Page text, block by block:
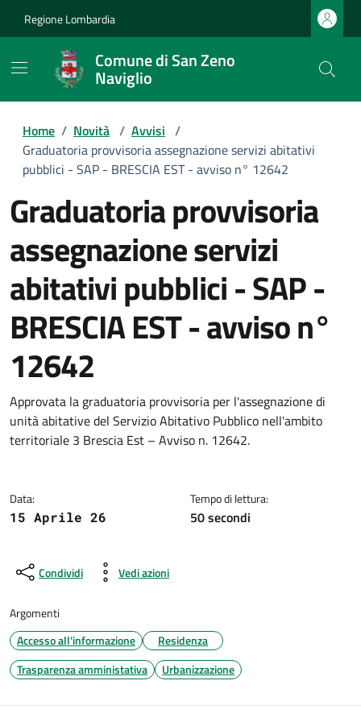
Regione Lombardia
Comune di San Zeno
Naviglio
Home / Novità / Avvisi /
Graduatoria provvisoria assegnazione servizi abitativi
pubblici - SAP - BRESCIA EST - avviso n° 12642
Graduatoria provvisoria
assegnazione servizi
abitativi pubblici - SAP -
BRESCIA EST - avviso n°
12642
Dettagli della notizia
Approvata la graduatoria provvisoria per l'assegnazione di
unità abitative del Servizio Abitativo Pubblico nell'ambito
territoriale 3 Brescia Est – Avviso n. 12642.
Data:
15 Aprile 26
Tempo di lettura:
50 secondi
Condividi Vedi azioni
Argomenti
Accesso all'informazione
Residenza
Trasparenza amministativa
Urbanizzazione